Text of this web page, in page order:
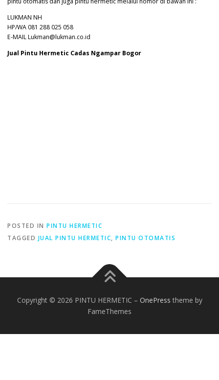
LUKMAN NH
HP/WA 081 288 025 058
E-MAIL Lukman@lukman.co.id
Jual Pintu Hermetic Cadas Ngampar Bogor
POSTED IN PINTU HERMETIC
TAGGED JUAL PINTU HERMETIC, PINTU OTOMATIS
Copyright © 2026 PINTU HERMETIC – OnePress theme by
FameThemes